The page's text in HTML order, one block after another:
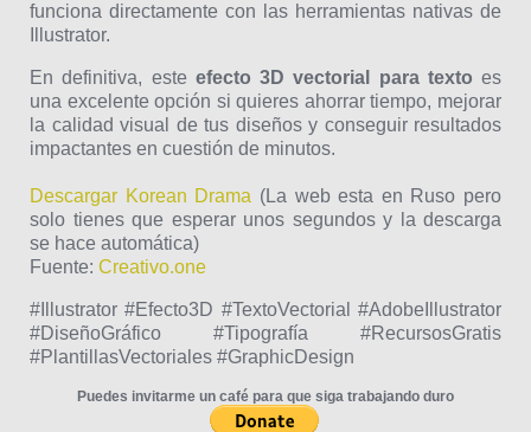
funciona directamente con las herramientas nativas de
Illustrator.
En definitiva, este efecto 3D vectorial para texto es
una excelente opción si quieres ahorrar tiempo, mejorar
la calidad visual de tus diseños y conseguir resultados
impactantes en cuestión de minutos.
Descargar Korean Drama (La web esta en Ruso pero
solo tienes que esperar unos segundos y la descarga
se hace automática)
Fuente: Creativo.one
#Illustrator #Efecto3D #TextoVectorial #AdobeIllustrator
#DiseñoGráfico #Tipografía #RecursosGratis
#PlantillasVectoriales #GraphicDesign
Puedes invitarme un café para que siga trabajando duro